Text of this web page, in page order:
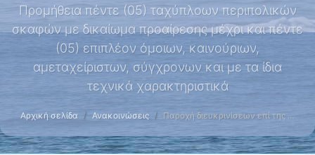
Προμήθεια πέντε (05) ταχύπλοων περιπολικών
σκαφών με δικαίωμα προαίρεσης μέχρι και πέντε
(05) επιπλέον όμοιων, καινούριων,
αμεταχείριστων, σύγχρονων και με τα ίδια
τεχνικά χαρακτηριστικά
Αρχική σελίδα Ανακοινώσεις Παροχή διευκρινίσεων επί της …